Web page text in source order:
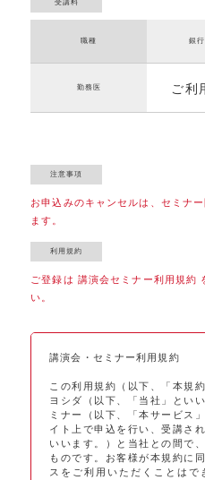
職種 銀
勤務医 ご利
お申込みのキャンセルは、セミナ
ます。
ご登録は 講演会セミナー利用規約
い。
講演会・セミナー利用規約
この利用規約（以下、「本規
ヨシダ（以下、「当社」とい
ミナー（以下、「本サービス
イト上で申込を行い、受講さ
いいます。）と当社との間で
ものです。お客様が本規約に
スをご利用いただくことはで